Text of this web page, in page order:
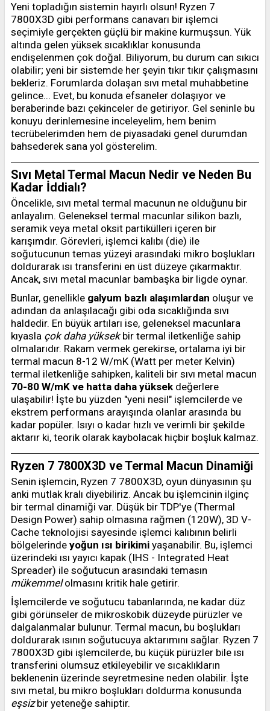
Yeni topladığın sistemin hayırlı olsun! Ryzen 7
7800X3D gibi performans canavarı bir işlemci
seçimiyle gerçekten güçlü bir makine kurmuşsun. Yük
altında gelen yüksek sıcaklıklar konusunda
endişelenmen çok doğal. Biliyorum, bu durum can sıkıcı
olabilir; yeni bir sistemde her şeyin tıkır tıkır çalışmasını
bekleriz. Forumlarda dolaşan sıvı metal muhabbetine
gelince... Evet, bu konuda efsaneler dolaşıyor ve
beraberinde bazı çekinceler de getiriyor. Gel seninle bu
konuyu derinlemesine inceleyelim, hem benim
tecrübelerimden hem de piyasadaki genel durumdan
bahsederek sana yol gösterelim.
Sıvı Metal Termal Macun Nedir ve Neden Bu
Kadar İddialı?
Öncelikle, sıvı metal termal macunun ne olduğunu bir
anlayalım. Geleneksel termal macunlar silikon bazlı,
seramik veya metal oksit partikülleri içeren bir
karışımdır. Görevleri, işlemci kalıbı (die) ile
soğutucunun temas yüzeyi arasındaki mikro boşlukları
doldurarak ısı transferini en üst düzeye çıkarmaktır.
Ancak, sıvı metal macunlar bambaşka bir ligde oynar.
Bunlar, genellikle galyum bazlı alaşımlardan oluşur ve
adından da anlaşılacağı gibi oda sıcaklığında sıvı
haldedir. En büyük artıları ise, geleneksel macunlara
kıyasla çok daha yüksekbir termal iletkenliğe sahip
olmalarıdır. Rakam vermek gerekirse, ortalama iyi bir
termal macun 8-12 W/mK (Watt per meter Kelvin)
termal iletkenliğe sahipken, kaliteli bir sıvı metal macun
70-80 W/mK ve hatta daha yüksekdeğerlere
ulaşabilir! İşte bu yüzden "yeni nesil" işlemcilerde ve
ekstrem performans arayışında olanlar arasında bu
kadar popüler. Isıyı o kadar hızlı ve verimli bir şekilde
aktarır ki, teorik olarak kaybolacak hiçbir boşluk kalmaz.
Ryzen 7 7800X3D ve Termal Macun Dinamiği
Senin işlemcin, Ryzen 7 7800X3D, oyun dünyasının şu
anki mutlak kralı diyebiliriz. Ancak bu işlemcinin ilginç
bir termal dinamiği var. Düşük bir TDP'ye (Thermal
Design Power) sahip olmasına rağmen (120W), 3D V-
Cache teknolojisi sayesinde işlemci kalıbının belirli
bölgelerinde yoğun ısı birikimi yaşanabilir. Bu, işlemci
üzerindeki ısı yayıcı kapak (IHS - Integrated Heat
Spreader) ile soğutucun arasındaki temasın
mükemmelolmasını kritik hale getirir.
İşlemcilerde ve soğutucu tabanlarında, ne kadar düz
gibi görünseler de mikroskobik düzeyde pürüzler ve
dalgalanmalar bulunur. Termal macun, bu boşlukları
doldurarak ısının soğutucuya aktarımını sağlar. Ryzen 7
7800X3D gibi işlemcilerde, bu küçük pürüzler bile ısı
transferini olumsuz etkileyebilir ve sıcaklıkların
beklenenin üzerinde seyretmesine neden olabilir. İşte
sıvı metal, bu mikro boşlukları doldurma konusunda
eşsizbir yeteneğe sahiptir.